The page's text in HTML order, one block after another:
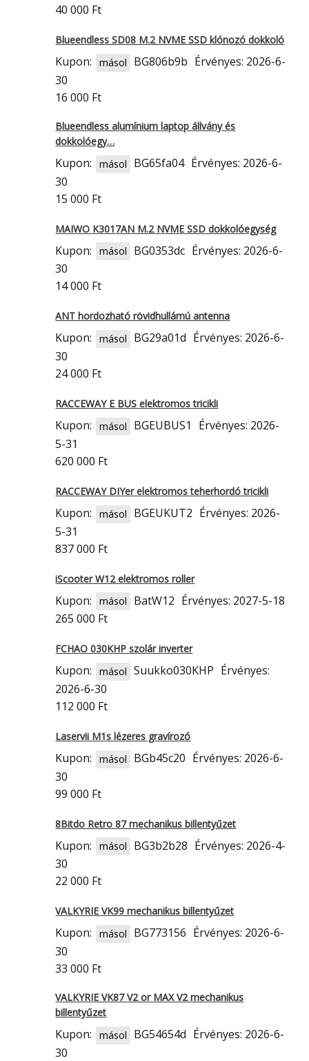
40 000 Ft
Blueendless SD08 M.2 NVME SSD klónozó dokkoló
Kupon: másol BG806b9b Érvényes: 2026-6-
30
16 000 Ft
Blueendless alumínium laptop állvány és
dokkolóegy…
Kupon: másol BG65fa04 Érvényes: 2026-6-
30
15 000 Ft
MAIWO K3017AN M.2 NVME SSD dokkolóegység
Kupon: másol BG0353dc Érvényes: 2026-6-
30
14 000 Ft
ANT hordozható rövidhullámú antenna
Kupon: másol BG29a01d Érvényes: 2026-6-
30
24 000 Ft
RACCEWAY E BUS elektromos tricikli
Kupon: másol BGEUBUS1
Érvényes: 2026-
5-31
620 000 Ft
RACCEWAY DIYer elektromos teherhordó tricikli
Kupon: másol BGEUKUT2 Érvényes: 2026-
5-31
837 000 Ft
iScooter W12 elektromos roller
Kupon: másol BatW12 Érvényes: 2027-5-18
265 000 Ft
FCHAO 030KHP szolár inverter
Kupon: másol Suukko030KHP Érvényes:
2026-6-30
112 000 Ft
Laservii M1s lézeres gravírozó
Kupon: másol BGb45c20 Érvényes: 2026-6-
30
99 000 Ft
8Bitdo Retro 87 mechanikus billentyűzet
Kupon: másol BG3b2b28 Érvényes: 2026-4-
30
22 000 Ft
VALKYRIE VK99 mechanikus billentyűzet
Kupon: másol BG773156 Érvényes: 2026-6-
30
33 000 Ft
VALKYRIE VK87 V2 or MAX V2 mechanikus
billentyűzet
Kupon: másol BG54654d Érvényes: 2026-6-
30